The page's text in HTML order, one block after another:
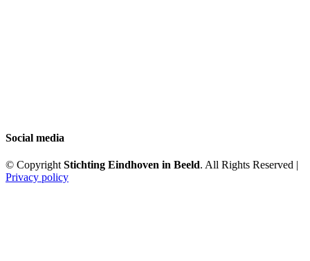
Social media
© Copyright Stichting Eindhoven in Beeld. All Rights Reserved |
Privacy policy